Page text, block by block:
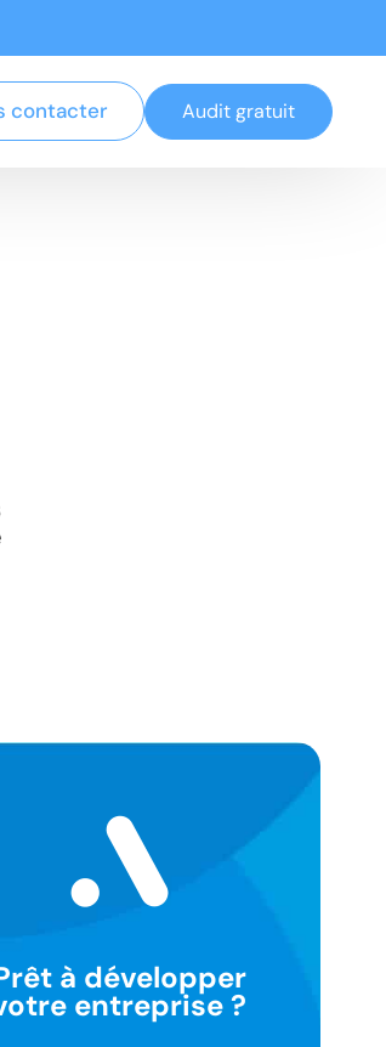
contacter Audit gratuit
à développer
entreprise ?